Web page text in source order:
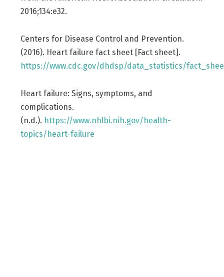
2016;134:e32.
Centers for Disease Control and Prevention.
(2016). Heart failure fact sheet [Fact sheet].
https://www.cdc.gov/dhdsp/data_statistics/
Heart failure: Signs, symptoms, and
complications.
(n.d.). https://www.nhlbi.nih.gov/health-
topics/heart-failure